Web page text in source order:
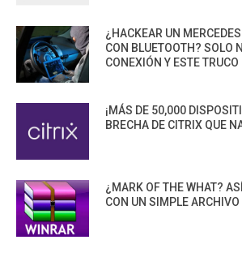
¿HACKEAR UN
CON BLUETOOTH? SOLO
CONEXIÓN Y ESTE TRUCO
¡MÁS DE 50,000
BRECHA DE CITRIX QUE
¿MARK OF THE WHAT?
CON UN SIMPLE ARCHIVO